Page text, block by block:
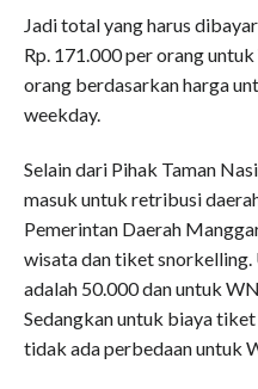
Jadi total yang harus
Rp. 171.000 per orang
orang berdasarkan harga
weekday.
Selain dari Pihak Taman
masuk untuk retribusi
Pemerintan Daerah
wisata dan tiket
adalah 50.000 dan untuk
Sedangkan untuk biaya
tidak ada perbedaan untuk